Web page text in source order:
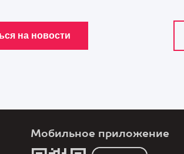
Мобильное приложение